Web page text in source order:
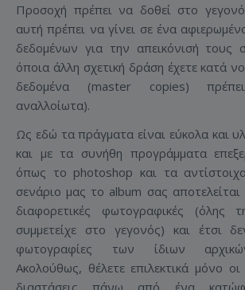
Προσοχή πρέπει να δοθεί στο
αυτή πρέπει να γίνει σε ένα
δεδομένων για την απεικόνισή τους
όποια άλλη σχετική δράση έχετε κατά
δεδομένα (master copies)
αναλλοίωτα).
Ως εδώ τα πράγματα είναι εύκολα και
και με τα συνήθη προγράμματα
όπως το photoshop και τα
σενάριο μας το album σας
διαφορετικές φωτογραφικές (όλης
συμμετείχε στο γεγονός) και έτσι
φωτογραφίες των ίδιων
Ακολούθως, θέλετε επιλεκτικά μόνο